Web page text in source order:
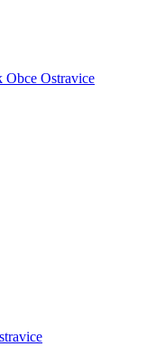
Obce Ostravice